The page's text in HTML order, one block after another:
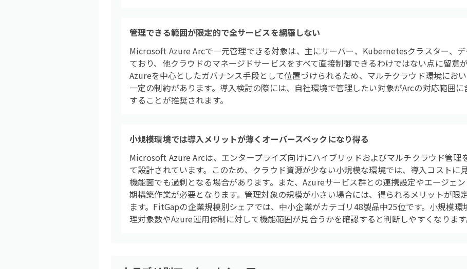
管理できる範囲が限定的で全サービスを網羅しない
Microsoft Azure Arcで一元管理できる対象は、主にサーバー、Kubernetesクラスター、
ており、他クラウドのマネージドサービスをすべて直接制御できるわけではない点に留意
Azureを中心としたガバナンス手段として位置づけられるため、マルチクラウド環境にお
一定の制約があります。導入検討の際には、自社環境で管理したい対象がArcの対応範囲
することが推奨されます。
小規模環境では導入メリットが薄くオーバースペックになり得る
Microsoft Azure Arcは、エンタープライズ向けにハイブリッドおよびマルチクラウド管理
て設計されています。このため、クラウド資源が少ない小規模な環境では、導入コストに
機能面でも過剰となる場合があります。また、Azureサービス群との連携設定やエージェ
期構築作業が必要となります。管理対象の規模が小さい場合には、得られるメリットが限
ます。FitGapの企業規模別シェアでは、中小企業がカテゴリ48製品中25位です。小規模環
理対象数やAzure運用体制に対して機能範囲が見合うかを確認すると判断しやすくなります